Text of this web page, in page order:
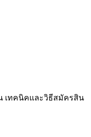
เทคนิคและวิธีสมัครสิน